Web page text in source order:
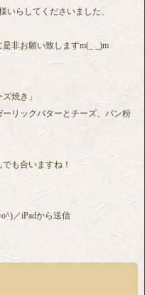
いらしてくださいました、
非お願い致しますm(_ _)m
焼き」
リックバターとチーズ、パン粉
も合いますね！
／iPadから送信